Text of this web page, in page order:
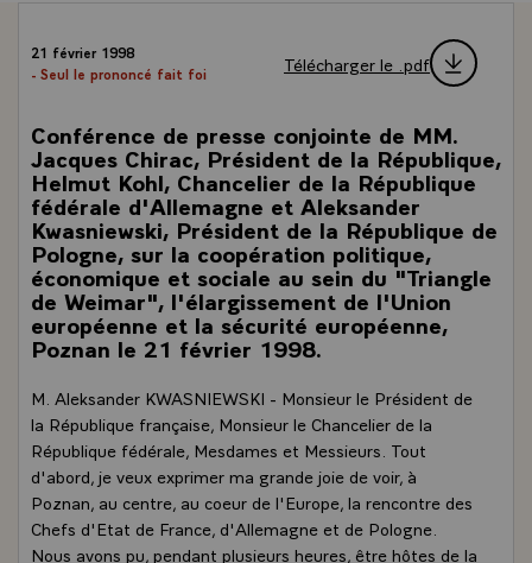
21 février 1998
- Seul le prononcé fait foi
Télécharger le .pdf
Conférence de presse conjointe de MM.
Jacques Chirac, Président de la République,
Helmut Kohl, Chancelier de la République
fédérale d'Allemagne et Aleksander
Kwasniewski, Président de la République de
Pologne, sur la coopération politique,
économique et sociale au sein du "Triangle
de Weimar", l'élargissement de l'Union
européenne et la sécurité européenne,
Poznan le 21 février 1998.
M. Aleksander KWASNIEWSKI - Monsieur le Président de
la République française, Monsieur le Chancelier de la
République fédérale, Mesdames et Messieurs. Tout
d'abord, je veux exprimer ma grande joie de voir, à
Poznan, au centre, au coeur de l'Europe, la rencontre des
Chefs d'Etat de France, d'Allemagne et de Pologne.
Nous avons pu, pendant plusieurs heures, être hôtes de la